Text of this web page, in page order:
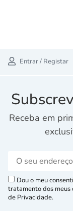
Entrar / Registar
Receba em
Dou o meu
tratamento dos meus
de Privacidade.